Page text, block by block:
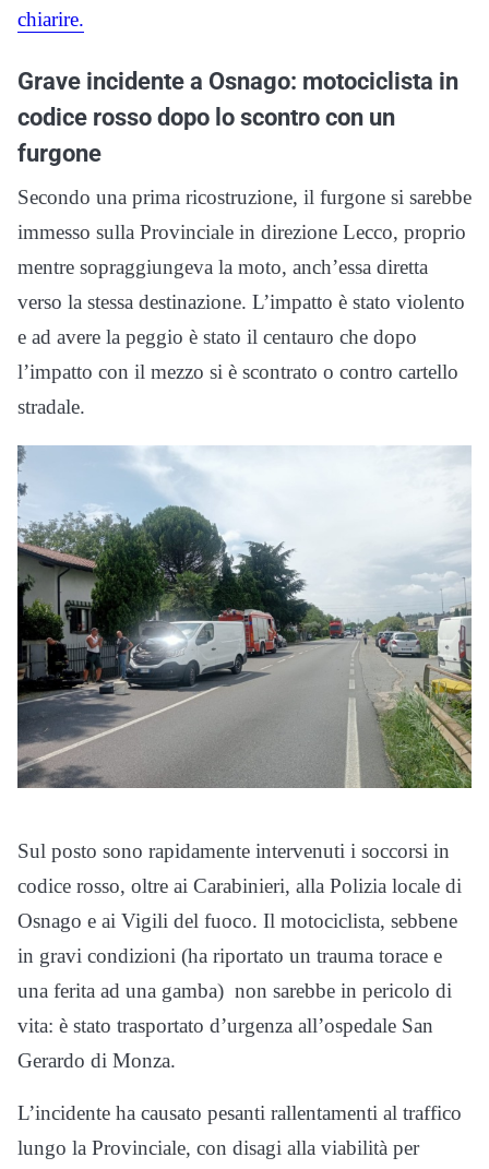
chiarire.
Grave incidente a Osnago: motociclista in
codice rosso dopo lo scontro con un
furgone
Secondo una prima ricostruzione, il furgone si sarebbe
immesso sulla Provinciale in direzione Lecco, proprio
mentre sopraggiungeva la moto, anch’essa diretta
verso la stessa destinazione. L’impatto è stato violento
e ad avere la peggio è stato il centauro che dopo
l’impatto con il mezzo si è scontrato o contro cartello
stradale.
Sul posto sono rapidamente intervenuti i soccorsi in
codice rosso, oltre ai Carabinieri, alla Polizia locale di
Osnago e ai Vigili del fuoco. Il motociclista, sebbene
in gravi condizioni (ha riportato un trauma torace e
una ferita ad una gamba) non sarebbe in pericolo di
vita: è stato trasportato d’urgenza all’ospedale San
Gerardo di Monza.
L’incidente ha causato pesanti rallentamenti al traffico
lungo la Provinciale, con disagi alla viabilità per